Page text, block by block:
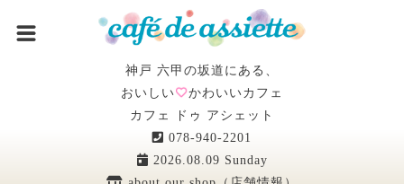
神戸 六甲の坂道にある、
おいしい
かわいいカフェ
カフェ ドゥ アシェット
078-940-2201
2026.08.09 Sunday